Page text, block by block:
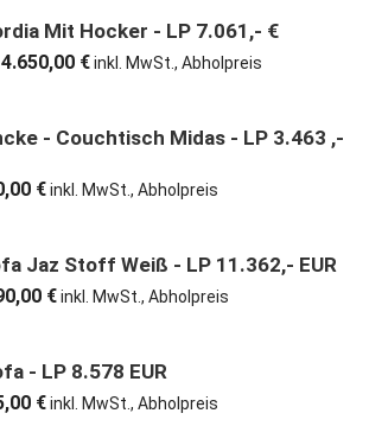
3.291,00 €
2.590,00 €.
Mit Hocker - LP 7.061,- €
Ursprünglicher
7.061,00 €
4.650,00 €Aktueller
4.650,00 €.
inkl. MwSt., Abholpreis
- Couchtisch Midas - LP 3.463 ,-
€
€Aktueller
2.390,00 €.
inkl. MwSt., Abholpreis
Jaz Stoff Weiß - LP 11.362,- EUR
€
€Aktueller
7.190,00 €.
inkl. MwSt., Abholpreis
- LP 8.578 EUR
€Aktueller
inkl. MwSt., Abholpreis